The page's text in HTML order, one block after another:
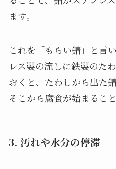
ます。
これを「もらい錆」と言
レス製の流しに鉄製のた
おくと、たわしから出た
そこから腐食が始まるこ
3. 汚れや水分の停滞